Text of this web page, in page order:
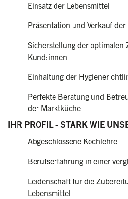
Einsatz der Lebensmittel
Präsentation und Verkauf
Sicherstellung der optimalen
Kund:innen
Einhaltung der
Perfekte Beratung und
der Marktküche
IHR PROFIL - STARK WIE
Abgeschlossene Kochlehre
Berufserfahrung in einer
Leidenschaft für die
Lebensmittel